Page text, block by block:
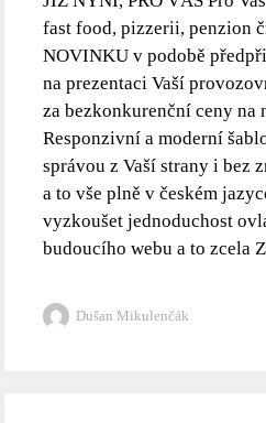
fast food, pizzerii, penzion
NOVINKU v podobě
na prezentaci Vaší
za bezkonkurenční ceny na
Responzivní a moderní
správou z Vaší strany i bez
a to vše plně v českém
vyzkoušet jednoduchost
budoucího webu a to zcela
Dušan Mikulenčák